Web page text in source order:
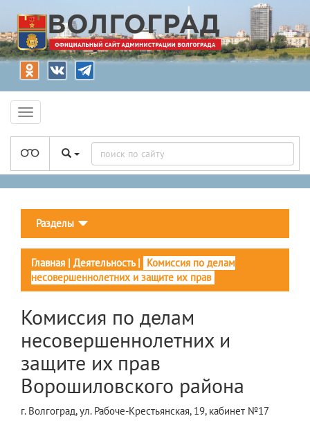
Разделы
Главная | Деятельность| Комиссия по делам
несовершеннолетних и защите их прав
Комиссия по делам
несовершеннолетних и
защите их прав
Ворошиловского района
г. Волгоград, ул. Рабоче-Крестьянская, 19, кабинет №17